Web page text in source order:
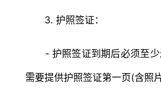
3. 护照签证：
- 护照签证到期后必须至少
需要提供护照签证第一页(含照